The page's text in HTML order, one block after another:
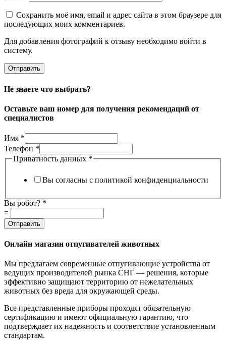
Сохранить моё имя, email и адрес сайта в этом браузере для
последующих моих комментариев.
Для добавления фотографий к отзыву необходимо войти в
систему.
Не знаете что выбрать?
Оставьте ваш номер для получения рекомендаций от
специалистов
Имя *
Телефон *
Приватность данных *
Вы согласны с политикой конфиденциальности
данных
Вы
робот?
Вы робот? *
=
Отправить
Онлайн магазин отпугивателей животных
Мы предлагаем современные отпугивающие устройства от
ведущих производителей рынка СНГ — решения, которые
эффективно защищают территорию от нежелательных
животных без вреда для окружающей среды.
Все представленные приборы проходят обязательную
сертификацию и имеют официальную гарантию, что
подтверждает их надежность и соответствие установленным
стандартам.